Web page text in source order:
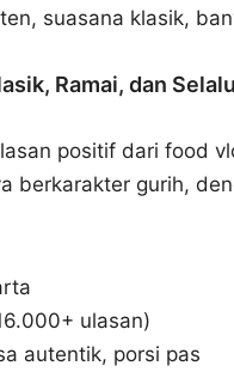
suasana klasik,
Ramai, dan
positif dari food
berkarakter gurih,
ulasan)
autentik, porsi pas